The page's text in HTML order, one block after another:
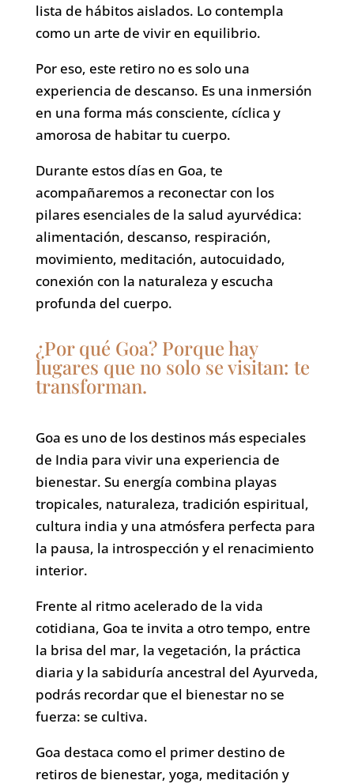
lista de hábitos aislados. Lo contempla
como un arte de vivir en equilibrio.
Por eso, este retiro no es solo una
experiencia de descanso. Es una inmersión
en una forma más consciente, cíclica y
amorosa de habitar tu cuerpo.
Durante estos días en Goa, te
acompañaremos a reconectar con los
pilares esenciales de la salud ayurvédica:
alimentación, descanso, respiración,
movimiento, meditación, autocuidado,
conexión con la naturaleza y escucha
profunda del cuerpo.
¿Por qué Goa? Porque hay
lugares que no solo se visitan: te
transforman.
Goa es uno de los destinos más especiales
de India para vivir una experiencia de
bienestar. Su energía combina playas
tropicales, naturaleza, tradición espiritual,
cultura india y una atmósfera perfecta para
la pausa, la introspección y el renacimiento
interior.
Frente al ritmo acelerado de la vida
cotidiana, Goa te invita a otro tempo, entre
la brisa del mar, la vegetación, la práctica
diaria y la sabiduría ancestral del Ayurveda,
podrás recordar que el bienestar no se
fuerza: se cultiva.
Goa destaca como el primer destino de
retiros de bienestar, yoga, meditación y